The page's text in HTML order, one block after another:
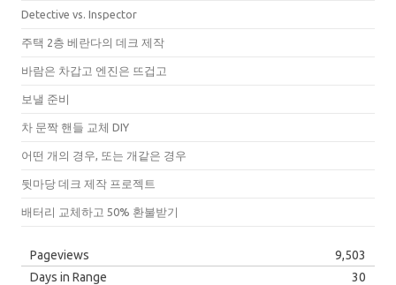
Detective vs. Inspector
주택 2층 베란다의 데크 제작
바람은 차갑고 엔진은 뜨겁고
보낼 준비
차 문짝 핸들 교체 DIY
어떤 개의 경우, 또는 개같은 경우
뒷마당 데크 제작 프로젝트
배터리 교체하고 50% 환불받기
Pageviews
9,503
Days in Range
30